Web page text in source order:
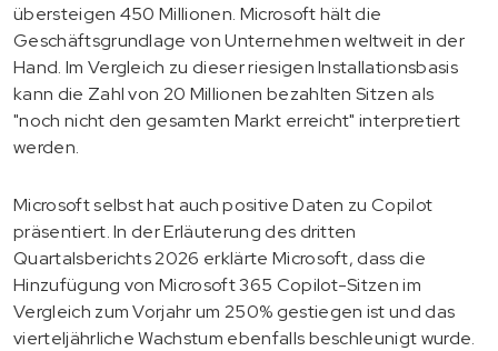
übersteigen 450 Millionen. Microsoft hält die
Geschäftsgrundlage von Unternehmen weltweit in der
Hand. Im Vergleich zu dieser riesigen Installationsbasis
kann die Zahl von 20 Millionen bezahlten Sitzen als
"noch nicht den gesamten Markt erreicht" interpretiert
werden.
Microsoft selbst hat auch positive Daten zu Copilot
präsentiert. In der Erläuterung des dritten
Quartalsberichts 2026 erklärte Microsoft, dass die
Hinzufügung von Microsoft 365 Copilot-Sitzen im
Vergleich zum Vorjahr um 250% gestiegen ist und das
vierteljährliche Wachstum ebenfalls beschleunigt wurde.